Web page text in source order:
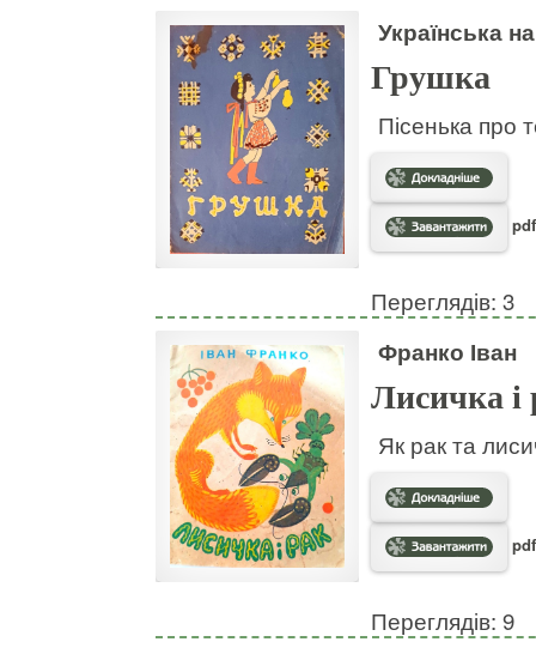
Українська
Грушка
Пісенька про
Переглядів: 3
Франко Іван
Лисичка і
Як рак та
Переглядів: 9